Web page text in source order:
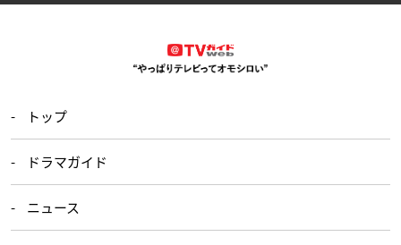
トップ
ドラマガイド
ニュース